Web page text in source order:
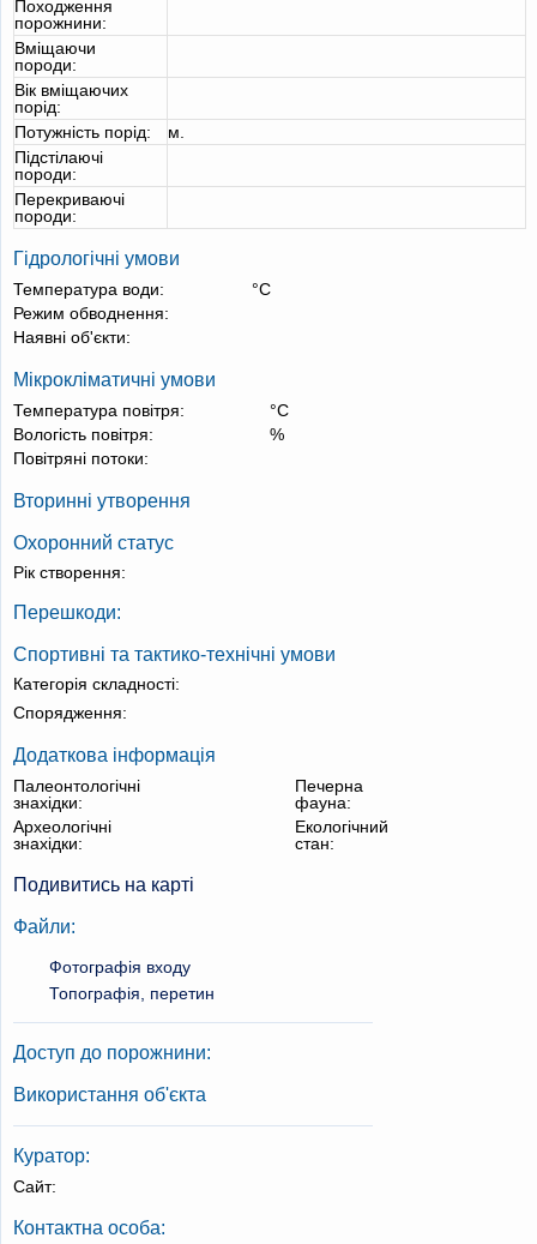
Походження
порожнини:
Вміщаючи
породи:
Вік вміщаючих
порід:
Потужність порід:
м.
Підстілаючі
породи:
Перекриваючі
породи:
Гідрологічні умови
Температура води:
°С
Режим обводнення:
Наявні об'єкти:
Мікрокліматичні умови
Температура повітря:
°С
Вологість повітря:
%
Повітряні потоки:
Вторинні утворення
Охоронний статус
Рік створення:
Перешкоди:
Спортивні та тактико-технічні умови
Категорія складності:
Спорядження:
Додаткова інформація
Палеонтологічні
знахідки:
Печерна
фауна:
Археологічні
знахідки:
Екологічний
стан:
Подивитись на карті
Файли:
Фотографія входу
Топографія, перетин
Доступ до порожнини:
Використання об'єкта
Куратор:
Сайт:
Контактна особа: